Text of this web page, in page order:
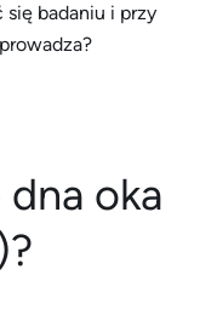
badaniu i przy
oka